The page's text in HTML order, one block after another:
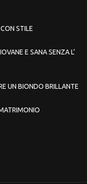
STILE
E SANA SENZA L’
UN BIONDO BRILLANTE